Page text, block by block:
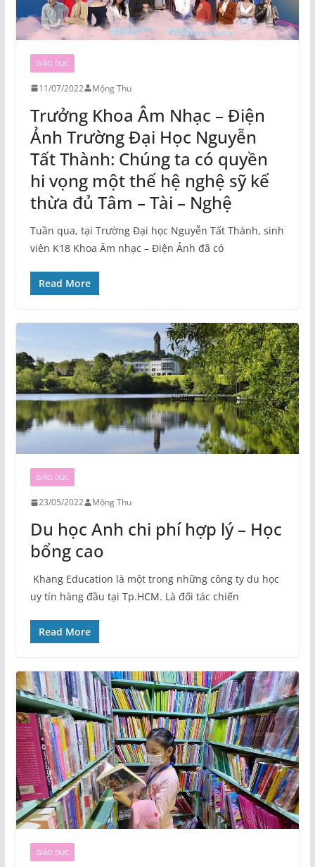
GIÁO DỤC
11/07/2022 Mộng Thu
Trưởng Khoa Âm Nhạc – Điện
Ảnh Trường Đại Học Nguyễn
Tất Thành: Chúng ta có quyền
hi vọng một thế hệ nghệ sỹ kế
thừa đủ Tâm – Tài – Nghệ
Tuần qua, tại Trường Đại học Nguyễn Tất Thành, sinh
viên K18 Khoa Âm nhạc – Điện Ảnh đã có
Read More
GIÁO DỤC
23/05/2022 Mộng Thu
Du học Anh chi phí hợp lý – Học
bổng cao
Khang Education là một trong những công ty du học
uy tín hàng đầu tại Tp.HCM. Là đối tác chiến
Read More
GIÁO DỤC